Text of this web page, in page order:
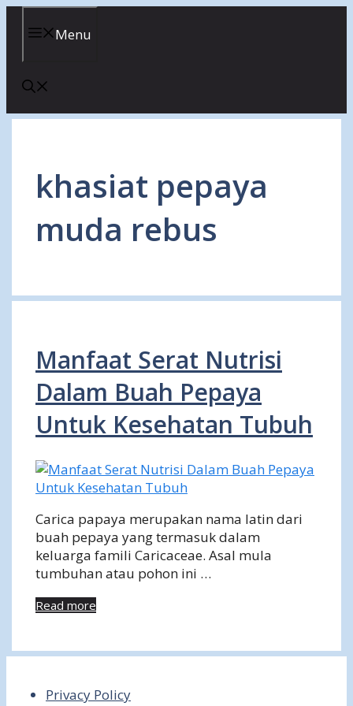
Menu
khasiat pepaya
muda rebus
Manfaat Serat Nutrisi
Dalam Buah Pepaya
Untuk Kesehatan Tubuh
Carica papaya merupakan nama latin dari
buah pepaya yang termasuk dalam
keluarga famili Caricaceae. Asal mula
tumbuhan atau pohon ini …
Read more
Privacy Policy